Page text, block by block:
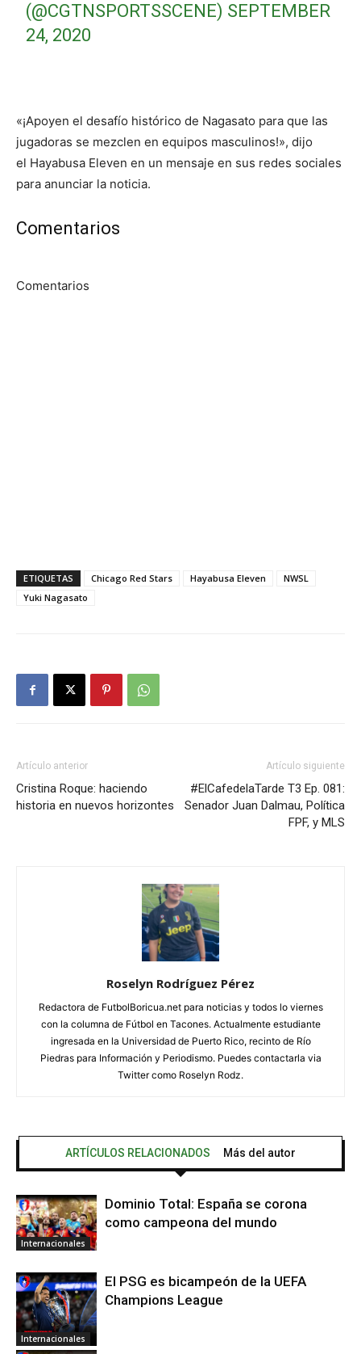
(@CGTNSPORTSSCENE) SEPTEMBER
24, 2020
«¡Apoyen el desafío histórico de Nagasato para que las
jugadoras se mezclen en equipos masculinos!», dijo
el Hayabusa Eleven en un mensaje en sus redes sociales
para anunciar la noticia.
Comentarios
Comentarios
ETIQUETAS Chicago Red Stars Hayabusa Eleven
NWSL
Yuki Nagasato
Artículo anterior
Cristina Roque: haciendo
historia en nuevos horizontes
Artículo siguiente
#ElCafedelaTarde T3 Ep. 081:
Senador Juan Dalmau, Política
FPF, y MLS
Roselyn Rodríguez Pérez
Redactora de FutbolBoricua.net para noticias y todos lo viernes
con la columna de Fútbol en Tacones. Actualmente estudiante
ingresada en la Universidad de Puerto Rico, recinto de Río
Piedras para Información y Periodismo. Puedes contactarla via
Twitter como Roselyn Rodz.
ARTÍCULOS RELACIONADOS Más del autor
Internacionales
Dominio Total: España se corona
como campeona del mundo
Internacionales
El PSG es bicampeón de la UEFA
Champions League